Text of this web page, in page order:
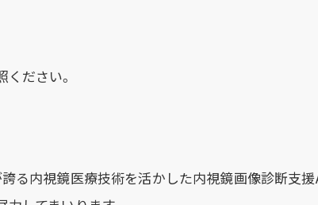
ください。
誇る内視鏡医療技術を活かした内視鏡画像診断支